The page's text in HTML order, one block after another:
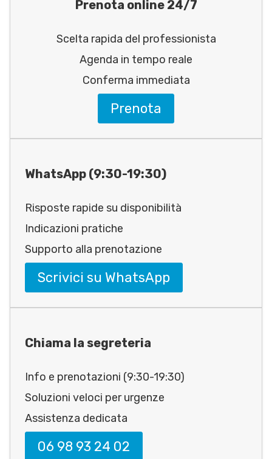
Prenota online 24/7
Scelta rapida del professionista
Agenda in tempo reale
Conferma immediata
Prenota
WhatsApp (9:30-19:30)
Risposte rapide su disponibilità
Indicazioni pratiche
Supporto alla prenotazione
Scrivici su WhatsApp
Chiama la segreteria
Info e prenotazioni (9:30-19:30)
Soluzioni veloci per urgenze
Assistenza dedicata
06 98 93 24 02